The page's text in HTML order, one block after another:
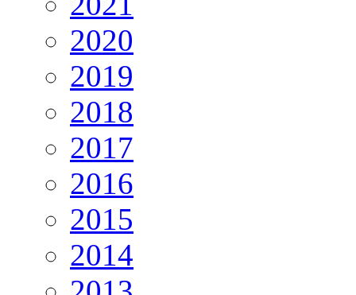
2020
2019
2018
2017
2016
2015
2014